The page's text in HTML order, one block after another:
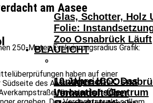
Glas, Schotter, Holz
Folie:
Zoo Osnabrück Läuft
10 Jahre ICO: Das
InnovationsCentrum
BLAULICHT
Landgericht
Verhandelt Über
am Aasee
250-Meter-Evakuierungsradius Grafik:
haben auf einer
Südseite des Aasees im Bereich
Hinweise auf einen